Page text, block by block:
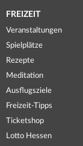
FREIZEIT
Veranstaltungen
Spielplätze
Rezepte
Meditation
Ausflugsziele
Freizeit-Tipps
Ticketshop
Lotto Hessen